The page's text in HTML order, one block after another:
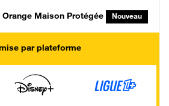
Orange Maison Protégée Nouveau
par plateforme